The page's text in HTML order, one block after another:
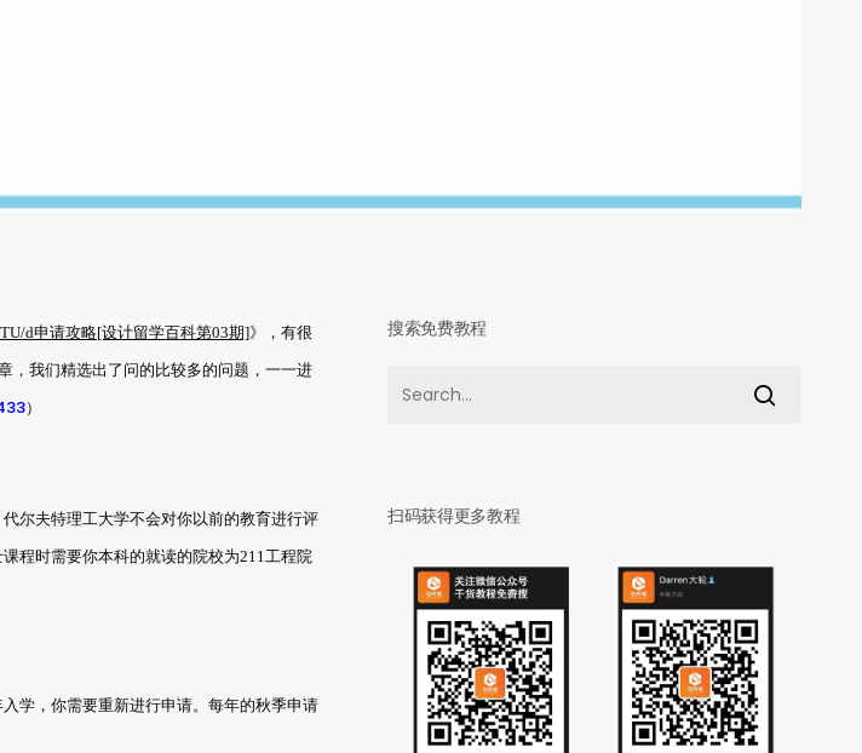
d申请攻略[设计留学百科第03期]》，有很
，我们精选出了问的比较多的问题，一一进
）
尔夫特理工大学不会对你以前的教育进行评
程时需要你本科的就读的院校为211工程院
学，你需要重新进行申请。每年的秋季申请
搜索免费教程
扫码获得更多教程